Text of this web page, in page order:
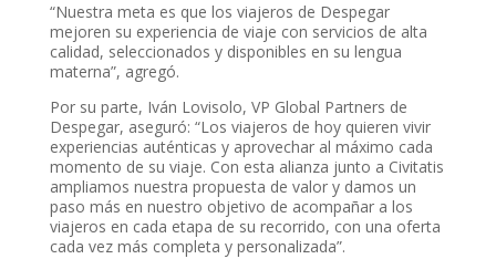
“Nuestra meta es que los viajeros de Despegar
mejoren su experiencia de viaje con servicios de alta
calidad, seleccionados y disponibles en su lengua
materna”, agregó.
Por su parte, Iván Lovisolo, VP Global Partners de
Despegar, aseguró: “Los viajeros de hoy quieren vivir
experiencias auténticas y aprovechar al máximo cada
momento de su viaje. Con esta alianza junto a Civitatis
ampliamos nuestra propuesta de valor y damos un
paso más en nuestro objetivo de acompañar a los
viajeros en cada etapa de su recorrido, con una oferta
cada vez más completa y personalizada”.